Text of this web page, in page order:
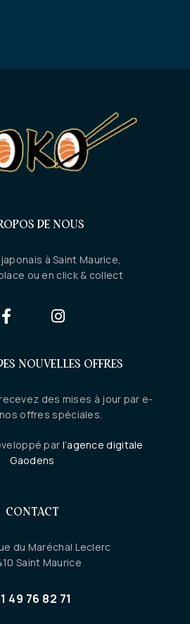
DE NOUS
à Saint Maurice,
ou en click & collect
NOUVELLES OFFRES
des mises à jour par e-
offres spéciales.
par l’agence digitale
Gaodens
CONTACT
du Maréchal Leclerc
Saint Maurice
49 76 82 71